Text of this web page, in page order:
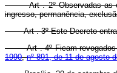
Art . 2º Observadas as
ingresso, permanência,
Art . 3º Este Decreto
Art . 4º Ficam
1990,nº 891, de 11 de agosto